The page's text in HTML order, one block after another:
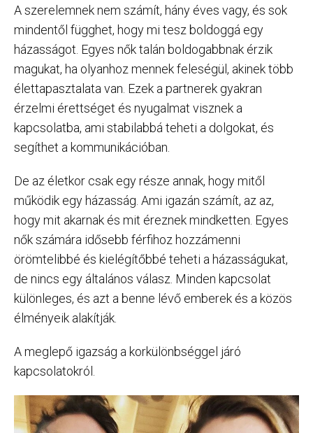
A szerelemnek nem számít, hány éves vagy, és sok
mindentől függhet, hogy mi tesz boldoggá egy
házasságot. Egyes nők talán boldogabbnak érzik
magukat, ha olyanhoz mennek feleségül, akinek több
élettapasztalata van. Ezek a partnerek gyakran
érzelmi érettséget és nyugalmat visznek a
kapcsolatba, ami stabilabbá teheti a dolgokat, és
segíthet a kommunikációban.
De az életkor csak egy része annak, hogy mitől
működik egy házasság. Ami igazán számít, az az,
hogy mit akarnak és mit éreznek mindketten. Egyes
nők számára idősebb férfihoz hozzámenni
örömtelibbé és kielégítőbbé teheti a házasságukat,
de nincs egy általános válasz. Minden kapcsolat
különleges, és azt a benne lévő emberek és a közös
élményeik alakítják.
A meglepő igazság a korkülönbséggel járó
kapcsolatokról.